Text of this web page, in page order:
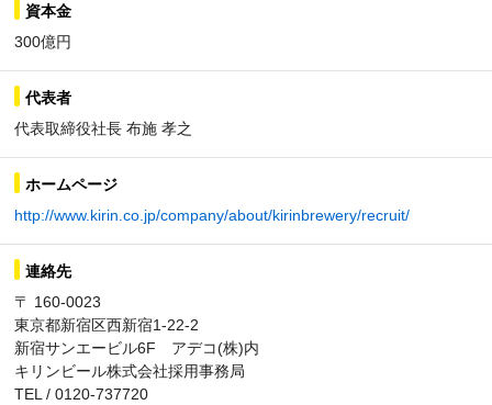
資本金
300億円
代表者
代表取締役社長 布施 孝之
ホームページ
http://www.kirin.co.jp/company/about/kirinbrewery/recruit/
連絡先
〒 160-0023
東京都新宿区西新宿1-22-2
新宿サンエービル6F アデコ(株)内
キリンビール株式会社採用事務局
TEL / 0120-737720